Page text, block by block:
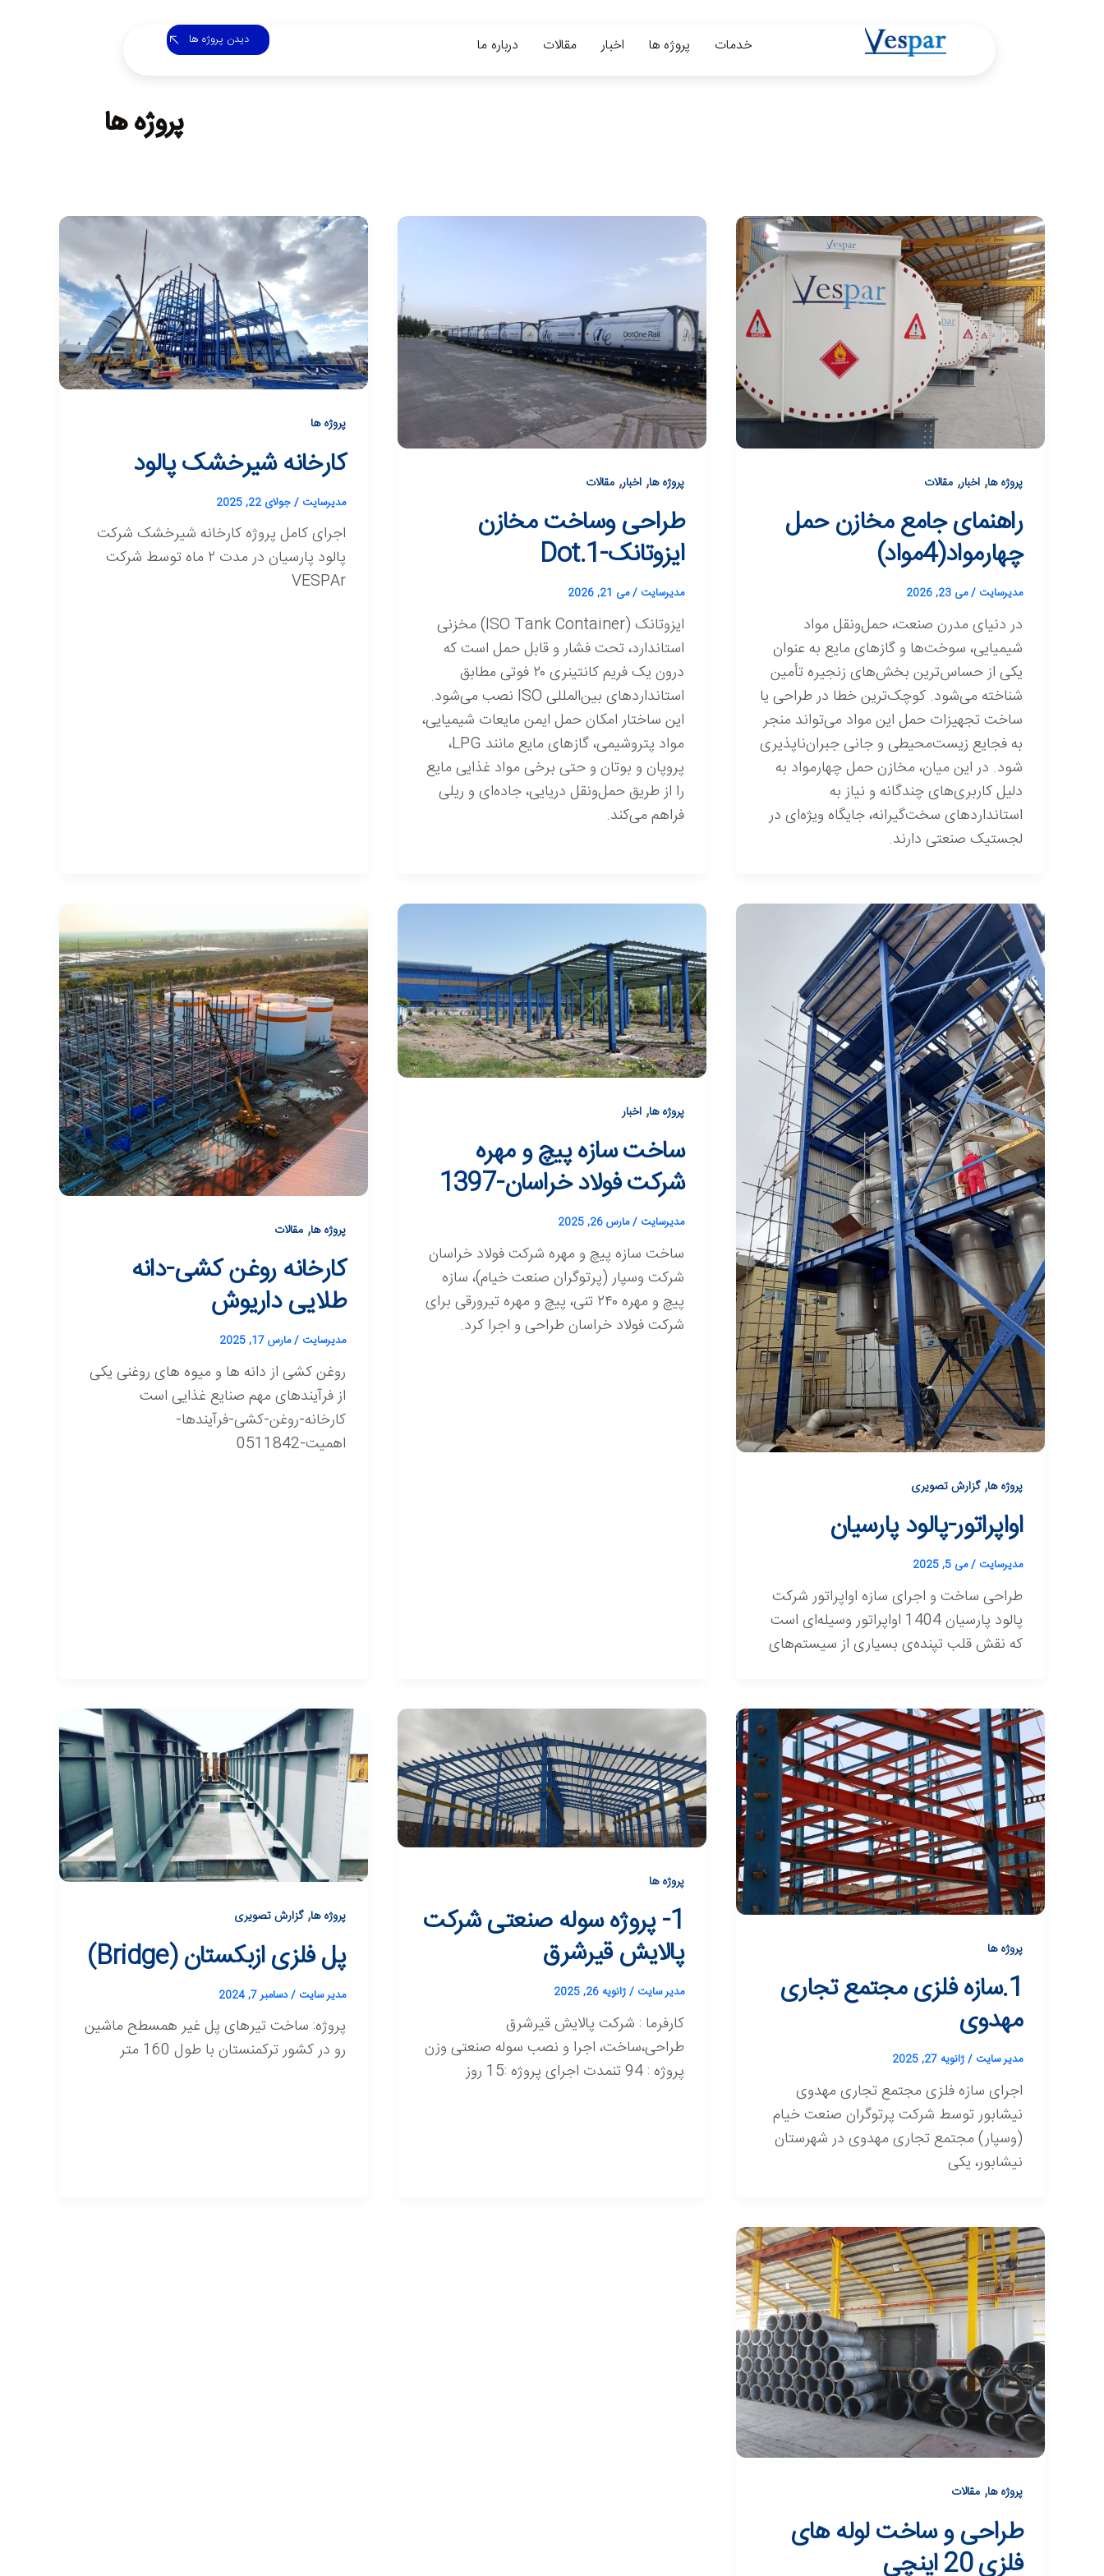
خدمات پروژه ها اخبار مقالات درباره ما دیدن پروژه ها
پروژه ها
پروژه ها, اخبار, مقالات
راهنمای جامع مخازن حمل
چهارمواد(4مواد)
مدیرسایت /می 23, 2026
در دنیای مدرن صنعت، حمل‌ونقل مواد
شیمیایی، سوخت‌ها و گازهای مایع به عنوان
یکی از حساس‌ترین بخش‌های زنجیره تأمین
شناخته می‌شود. کوچک‌ترین خطا در طراحی یا
ساخت تجهیزات حمل این مواد می‌تواند منجر
به فجایع زیست‌محیطی و جانی جبران‌ناپذیری
شود. در این میان، مخازن حمل چهارمواد به
دلیل کاربری‌های چندگانه و نیاز به
استانداردهای سخت‌گیرانه، جایگاه ویژه‌ای در
لجستیک صنعتی دارند.
پروژه ها, اخبار, مقالات
طراحی وساخت مخازن
ایزوتانک-Dot.1
مدیرسایت /می 21, 2026
ایزوتانک (ISO Tank Container) مخزنی
استاندارد، تحت فشار و قابل حمل است که
درون یک فریم کانتینری ۲۰ فوتی مطابق
استانداردهای بین‌المللی ISO نصب می‌شود.
این ساختار امکان حمل ایمن مایعات شیمیایی،
مواد پتروشیمی، گازهای مایع مانند LPG،
پروپان و بوتان و حتی برخی مواد غذایی مایع
را از طریق حمل‌ونقل دریایی، جاده‌ای و ریلی
فراهم می‌کند.
پروژه ها
کارخانه شیرخشک پالود
مدیرسایت /جولای 22, 2025
اجرای کامل پروژه کارخانه شیرخشک شرکت
پالود پارسیان در مدت ۲ ماه توسط شرکت
VESPAr
پروژه ها,گزارش تصویری
اواپراتور-پالود پارسیان
مدیرسایت /می 5, 2025
طراحی ساخت و اجرای سازه اواپراتور شرکت
پالود پارسیان 1404 اواپراتور وسیله‌ای است
که نقش قلب تپنده‌ی بسیاری از سیستم‌های
پروژه ها, اخبار
ساخت سازه پیچ و مهره
شرکت فولاد خراسان-1397
مدیرسایت /مارس 26, 2025
ساخت سازه پیچ و مهره شرکت فولاد خراسان
شرکت وسپار (پرتوگران صنعت خیام)، سازه
پیچ و مهره ۲۴۰ تنی، پیچ و مهره تیرورقی برای
شرکت فولاد خراسان طراحی و اجرا کرد.
پروژه ها, مقالات
کارخانه روغن کشی-دانه
طلایی داریوش
مدیرسایت /مارس 17, 2025
روغن کشی از دانه ها و میوه های روغنی یکی
از فرآیندهای مهم صنایع غذایی است
کارخانه-روغن-کشی-فرآیندها-
اهمیت-0511842
پروژه ها
1.سازه فلزی مجتمع تجاری
مهدوی
مدیر سایت /ژانویه 27, 2025
اجرای سازه فلزی مجتمع تجاری مهدوی
نیشابور توسط شرکت پرتوگران صنعت خیام
(وسپار) مجتمع تجاری مهدوی در شهرستان
نیشابور، یکی
پروژه ها
1- پروژه سوله صنعتی شرکت
پالایش قیرشرق
مدیر سایت /ژانویه 26, 2025
کارفرما : شرکت پالایش قیرشرق
طراحی،ساخت، اجرا و نصب سوله صنعتی وزن
پروژه : 94 تنمدت اجرای پروژه :15 روز
پروژه ها,گزارش تصویری
پل فلزی ازبکستان (Bridge)
مدیر سایت /دسامبر 7, 2024
پروژه: ساخت تیرهای پل غیر همسطح ماشین
رو در کشور ترکمنستان با طول 160 متر
پروژه ها, مقالات
طراحی و ساخت لوله های
فلزی 20 اینچی